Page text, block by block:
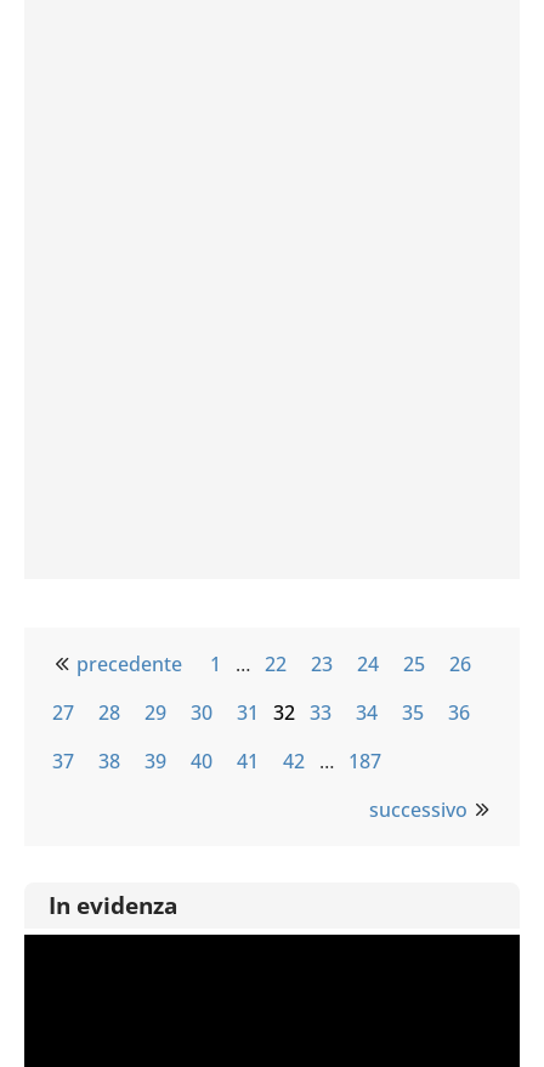
precedente 1 … 22 23 24 25
26
27
28 29 30 31 32 33 34 35
36
37
38 39 40 41 42 … 187
successivo
In evidenza